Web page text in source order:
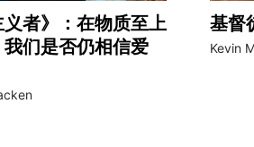
义者》：在物质至上
我们是否仍相信爱
基督
Kevin